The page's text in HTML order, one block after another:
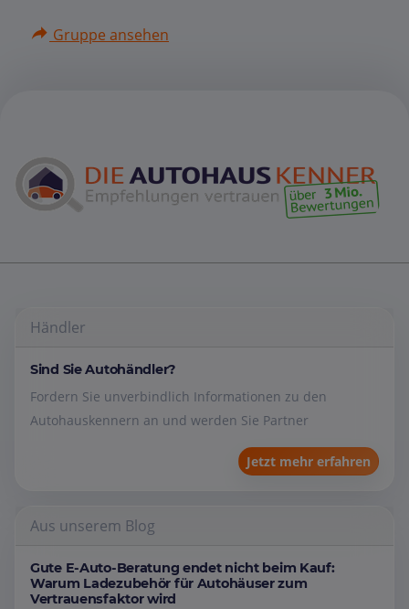
Gruppe ansehen
Händler
Sind Sie Autohändler?
Fordern Sie unverbindlich Informationen zu den
Autohauskennern an und werden Sie Partner
Jetzt mehr erfahren
Aus unserem Blog
Gute E-Auto-Beratung endet nicht beim Kauf:
Warum Ladezubehör für Autohäuser zum
Vertrauensfaktor wird